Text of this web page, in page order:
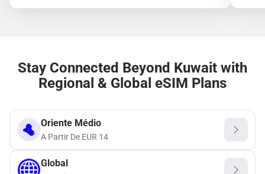
Stay Connected Beyond Kuwait with
Regional & Global eSIM Plans
Oriente Médio
A Partir De EUR 14
Global